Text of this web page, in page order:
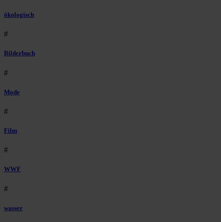
ökologisch
#
Bilderbuch
#
Mode
#
Film
#
WWF
#
wasser